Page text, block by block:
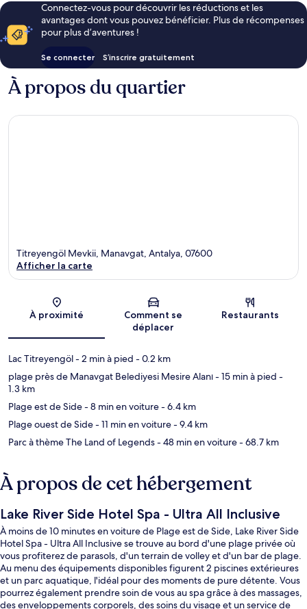
Connectez-vous pour découvrir les réductions et les
avantages dont vous pouvez bénéficier. Plus de récompenses
pour plus d’aventures !
Se connecter S’inscrire gratuitement
À propos du quartier
Carte
Titreyengöl Mevkii, Manavgat, Antalya, 07600
Afficher la carte
À proximité
Comment se
déplacer
Restaurants
Lac Titreyengöl- 2 min à pied - 0.2 km
plage près de Manavgat Belediyesi Mesire Alanı- 15 min à pied -
1.3 km
Plage est de Side- 8 min en voiture- 6.4 km
Plage ouest de Side- 11 min en voiture- 9.4 km
Parc à thème The Land of Legends- 48 min en voiture- 68.7 km
À propos de cet hébergement
Lake River Side Hotel Spa - Ultra All Inclusive
À moins de 10 minutes en voiture de Plage est de Side, Lake River Side
Hotel Spa - Ultra All Inclusive se trouve au bord d'une plage privée où
vous profiterez de parasols, d'un terrain de volley et d'un bar de plage.
Au menu des équipements disponibles figurent 2 piscines extérieures
et un parc aquatique, l'idéal pour des moments de pure détente. Vous
pourrez également prendre soin de vous au spa grâce à des massages,
des enveloppements corporels, des soins du visage et un service de